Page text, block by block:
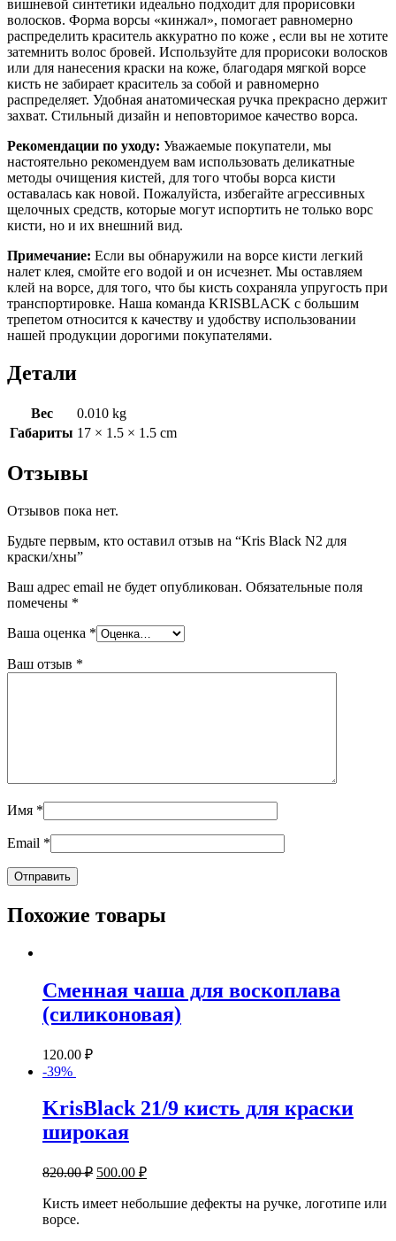
вишневой синтетики идеально подходит для прорисовки
волосков. Форма ворсы «кинжал», помогает равномерно
распределить краситель аккуратно по коже , если вы не хотите
затемнить волос бровей. Используйте для прорисоки волосков
или для нанесения краски на коже, благодаря мягкой ворсе
кисть не забирает краситель за собой и равномерно
распределяет. Удобная анатомическая ручка прекрасно держит
захват. Стильный дизайн и неповторимое качество ворса.
Рекомендации по уходу: Уважаемые покупатели, мы
настоятельно рекомендуем вам использовать деликатные
методы очищения кистей, для того чтобы ворса кисти
оставалась как новой. Пожалуйста, избегайте агрессивных
щелочных средств, которые могут испортить не только ворс
кисти, но и их внешний вид.
Примечание: Если вы обнаружили на ворсе кисти легкий
налет клея, смойте его водой и он исчезнет. Мы оставляем
клей на ворсе, для того, что бы кисть сохраняла упругость при
транспортировке. Наша команда KRISBLACK с большим
трепетом относится к качеству и удобству использовании
нашей продукции дорогими покупателями.
Детали
Вес
0.010 kg
Габариты 17 × 1.5 × 1.5 cm
Отзывы
Отзывов пока нет.
Будьте первым, кто оставил отзыв на “Kris Black N2 для
краски/хны”
Ваш адрес email не будет опубликован. Обязательные поля
помечены *
Ваша оценка *
Ваш отзыв *
Имя *
Email *
Похожие товары
Сменная чаша для воскоплава
(силиконовая)
120.00 ₽
-39%
KrisBlack 21/9 кисть для краски
широкая
820.00₽ 500.00 ₽
Кисть имеет небольшие дефекты на ручке, логотипе или
ворсе.